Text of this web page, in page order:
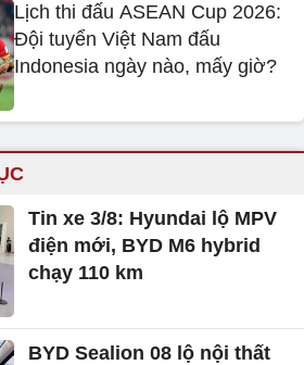
Lịch thi đấu ASEAN Cup 2026:
Đội tuyển Việt Nam đấu
Indonesia ngày nào, mấy giờ?
Tin xe 3/8: Hyundai lộ MPV
điện mới, BYD M6 hybrid
chạy 110 km
BYD Sealion 08 lộ nội thất